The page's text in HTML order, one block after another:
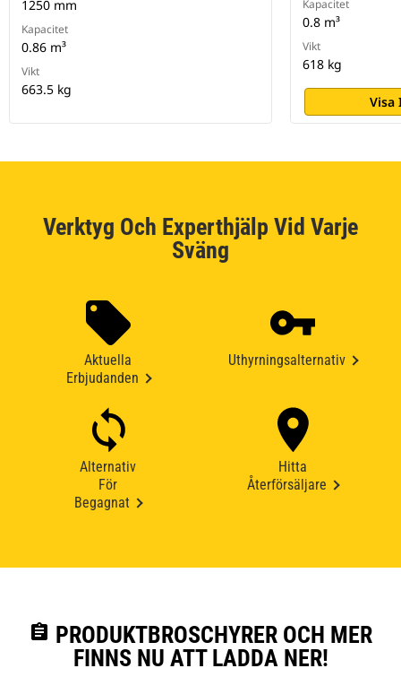
1250 mm
Kapacitet
0.86 m³
Vikt
663.5 kg
Kapacitet
0.8 m³
Vikt
618 kg
Visa
Verktyg Och Experthjälp Vid Varje
Sväng
Aktuella
Erbjudanden
Uthyrningsalternativ
Alternativ
För
Begagnat
Hitta
Återförsäljare
assignment PRODUKTBROSCHYRER OCH MER
FINNS NU ATT LADDA NER!